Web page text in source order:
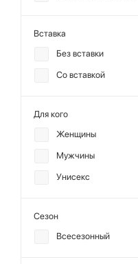
Вставка
Без вставки
Со вставкой
Для кого
Женщины
Мужчины
Унисекс
Сезон
Всесезонный